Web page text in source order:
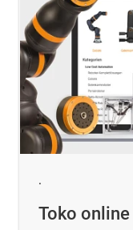
.
Toko online